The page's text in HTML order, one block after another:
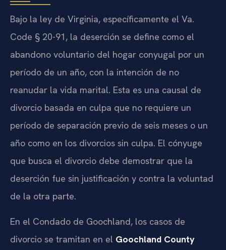
Bajo la ley de Virginia, específicamente el Va.
Code § 20-91, la deserción se define como el
abandono voluntario del hogar conyugal por un
período de un año, con la intención de no
reanudar la vida marital. Esta es una causal de
divorcio basada en culpa que no requiere un
período de separación previo de seis meses o un
año como en los divorcios sin culpa. El cónyuge
que busca el divorcio debe demostrar que la
deserción fue sin justificación y contra la voluntad
de la otra parte.
En el Condado de Goochland, los casos de
divorcio se tramitan en el Goochland County